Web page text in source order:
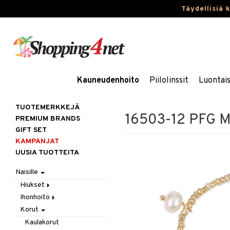
Täydellisiä
Kauneudenhoito Piilolinssit
16503-12 PFG
TUOTEMERKKEJÄ
PREMIUM BRANDS
GIFT SET
KAMPANJAT
UUSIA TUOTTEITA
Naisille
Hiukset
Gift Set
Harjat / Kammat
Hiuskuurit
Ihonhoito
Aurinkotuotteet
Erikoistuotteet
Korut
Kaulakorut